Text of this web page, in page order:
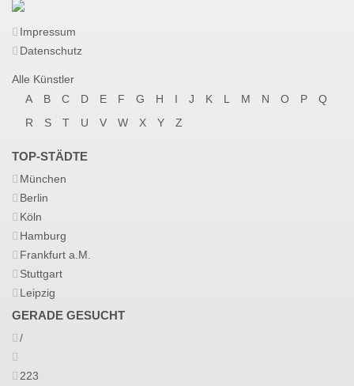
Impressum
Datenschutz
Alle Künstler
A
B C D E F G H I J K L M N O P
Q
R
S T U V W X Y Z
TOP-STÄDTE
München
Berlin
Köln
Hamburg
Frankfurt a.M.
Stuttgart
Leipzig
GERADE GESUCHT
/
223